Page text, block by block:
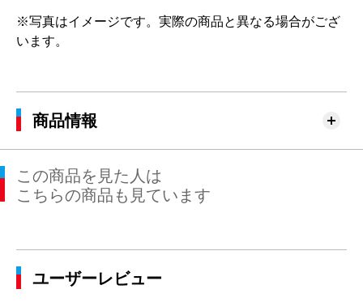
※写真はイメージです。実際の商品と異なる場合がござ
います。
商品情報
この商品を見た人は
こちらの商品も見ています
ユーザーレビュー